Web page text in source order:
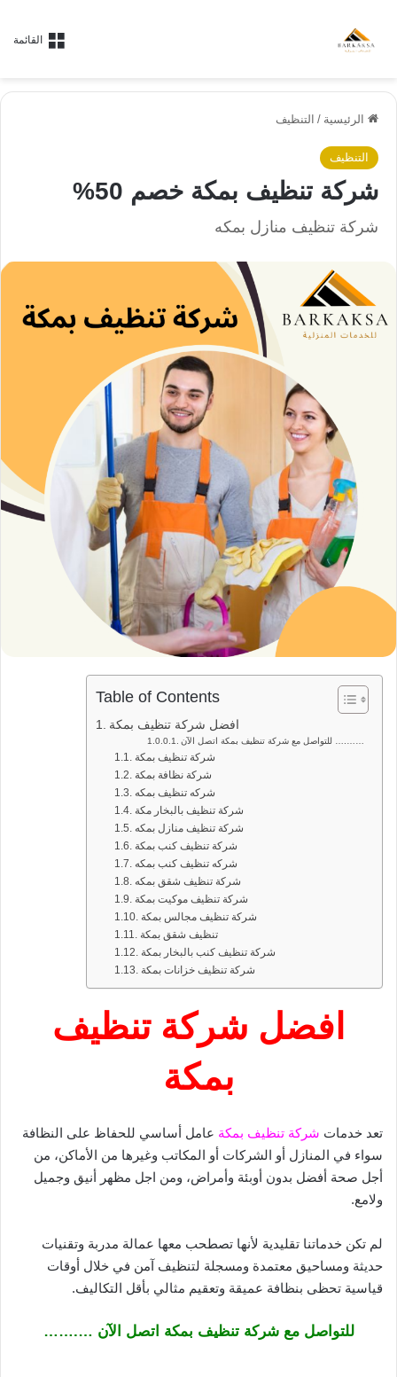
القائمة
الرئيسية / التنظيف
التنظيف
شركة تنظيف بمكة خصم 50%
شركة تنظيف منازل بمكه
Table of Contents
افضل شركة تنظيف بمكة
شركة تنظيف بمكة
شركة نظافة بمكة
شركه تنظيف بمكه
شركة تنظيف بالبخار مكة
شركة تنظيف منازل بمكه
شركة تنظيف كنب بمكة
شركه تنظيف كنب بمكه
شركة تنظيف شقق بمكه
شركة تنظيف موكيت بمكة
شركة تنظيف مجالس بمكة
تنظيف شقق بمكة
شركة تنظيف كنب بالبخار بمكة
شركة تنظيف خزانات بمكة
افضل شركة تنظيف
بمكة
تعد خدمات شركة تنظيف بمكة عامل أساسي للحفاظ على النظافة
سواء في المنازل أو الشركات أو المكاتب وغيرها من الأماكن، من
أجل صحة أفضل بدون أوبئة وأمراض، ومن اجل مظهر أنيق وجميل
ولامع.
لم تكن خدماتنا تقليدية لأنها تصطحب معها عمالة مدربة وتقنيات
حديثة ومساحيق معتمدة ومسجلة لتنظيف آمن في خلال أوقات
قياسية تحظى بنظافة عميقة وتعقيم مثالي بأقل التكاليف.
للتواصل مع شركة تنظيف بمكة اتصل الآن ….……